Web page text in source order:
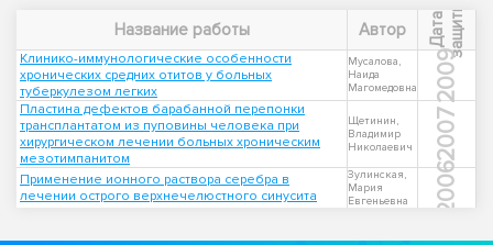
Название работы Автор Д
а
т
а
з
а
щ
и
т ы
Клинико-иммунологические особенности
хронических средних отитов у больных
туберкулезом легких
Мусалова,
Наида
Магомедовна
2009
Пластина дефектов барабанной перепонки
трансплантатом из пуповины человека при
хирургическом лечении больных хроническим
мезотимпанитом
Щетинин,
Владимир
Николаевич
2007
Применение ионного раствора серебра в
лечении острого верхнечелюстного синусита
Зулинская,
Мария
Евгеньевна
2006